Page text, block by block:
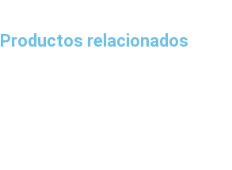
Productos relacionados